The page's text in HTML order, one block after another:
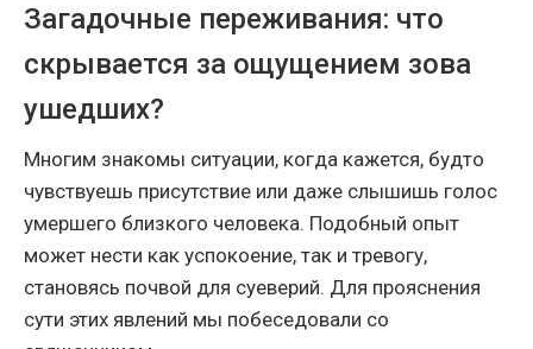
Загадочные переживания: что
скрывается за ощущением зова
ушедших?
Многим знакомы ситуации, когда кажется, будто
чувствуешь присутствие или даже слышишь голос
умершего близкого человека. Подобный опыт
может нести как успокоение, так и тревогу,
становясь почвой для суеверий. Для прояснения
сути этих явлений мы побеседовали со